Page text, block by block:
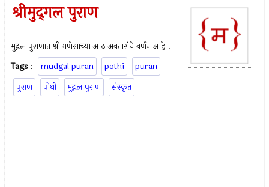
श्रीमुद्‍गल पुराण
मुद्गल पुराणात श्री गणेशाच्या आठ अवतारांचे वर्णन आहे .
Tags : mudgal puran pothi
puran
पुराण
पोथी मुद्गल पुराण संस्कृत